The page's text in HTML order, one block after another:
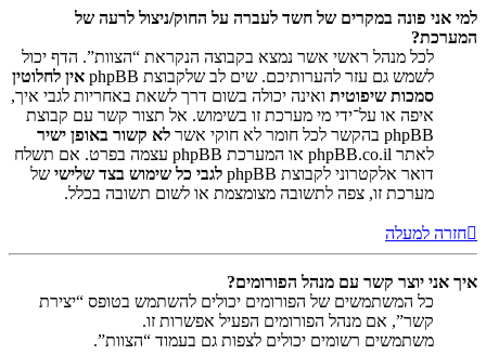
למי אני פונה במקרים של חשד לעברה על החוק/ניצול לרעה של
המערכת?
לכל מנהל ראשי אשר נמצא בקבוצה הנקראת “הצוות”. הדף יכול
לשמש גם עזר להערותיכם. שים לב שלקבוצת phpBB
אין לחלוטין
סמכות שיפוטית ואינה יכולה בשום דרך לשאת באחריות לגבי איך,
איפה או על־ידי מי מערכת זו בשימוש. אל תצור קשר עם קבוצת
phpBB בהקשר לכל חומר לא חוקי אשר
לא קשור באופן ישיר
לאתר phpBB.co.il או המערכת phpBB עצמה בפרט. אם תשלח
דואר אלקטרוני לקבוצת phpBB
לגבי כל שימוש בצד שלישי של
מערכת זו, צפה לתשובה מצומצמת או לשום תשובה בכלל.
חזרה למעלה
איך אני יוצר קשר עם מנהל הפורומים?
כל המשתמשים של הפורומים יכולים להשתמש בטופס “יצירת
קשר”, אם מנהל הפורומים הפעיל אפשרות זו.
משתמשים רשומים יכולים לצפות גם בעמוד “הצוות”.